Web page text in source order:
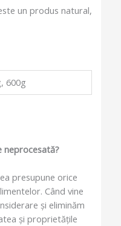
un produs natural,
600g
neprocesată?
presupune orice
Când vine
și eliminăm
și proprietățile